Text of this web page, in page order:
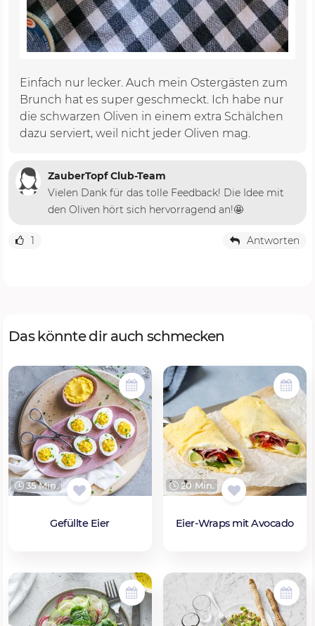
Einfach nur lecker. Auch mein Ostergästen zum
Brunch hat es super geschmeckt. Ich habe nur
die schwarzen Oliven in einem extra Schälchen
dazu serviert, weil nicht jeder Oliven mag.
ZauberTopf Club-Team
Vielen Dank für das tolle Feedback! Die Idee mit
den Oliven hört sich hervorragend an!🤩
1 Antworten
Das könnte dir auch schmecken
35 Min.
Gefüllte Eier
20 Min.
Eier-Wraps mit Avocado